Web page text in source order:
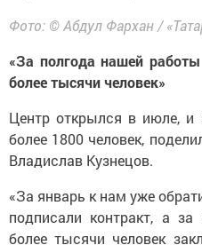
Фото: © Абдул Фархан /
«За полгода нашей
более тысячи человек»
Центр открылся в июле, и
более 1800 человек,
Владислав Кузнецов.
«За январь к нам уже
подписали контракт, а
более тысячи человек